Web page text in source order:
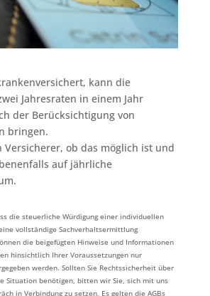
kann die
Jahresraten in einem Jahr
der Berücksichtigung von
bringen.
Versicherer, ob das möglich ist und
auf jährliche
die steuerliche Würdigung einer individuellen
vollständige Sachverhaltsermittlung
die beigefügten Hinweise und Informationen
hinsichtlich Ihrer Voraussetzungen nur
werden. Sollten Sie Rechtssicherheit über
Situation benötigen, bitten wir Sie, sich mit uns
in Verbindung zu setzen. Es gelten die AGBs